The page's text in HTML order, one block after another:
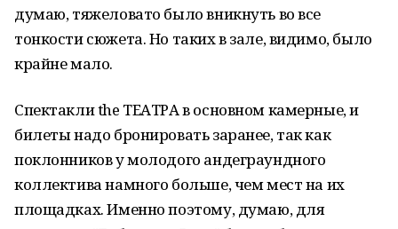
думаю, тяжеловато было вникнуть во все
тонкости сюжета. Но таких в зале, видимо, было
крайне мало.
Спектакли the ТЕАТРА в основном камерные, и
билеты надо бронировать заранее, так как
поклонников у молодого андеграундного
коллектива намного больше, чем мест на их
площадках. Именно поэтому, думаю, для